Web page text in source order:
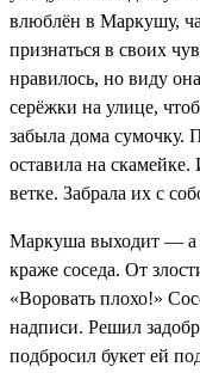
влюблён в Маркушу,
признаться в своих
нравилось, но виду
серёжки на улице,
забыла дома сумочку.
оставила на скамейке.
ветке. Забрала их с
Маркуша выходит — а
краже соседа. От
«Воровать плохо!»
надписи. Решил
подбросил букет ей